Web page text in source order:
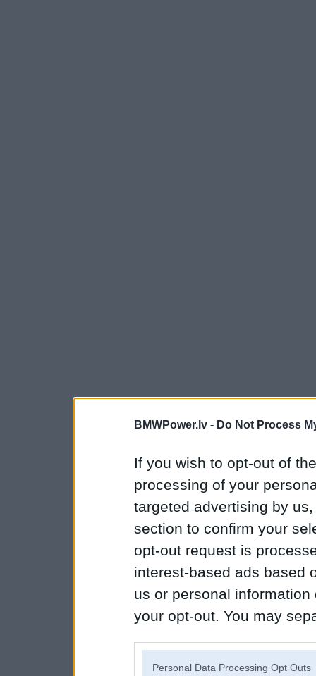
BMWPower.lv - Do Not Process
If you wish to opt-out of
processing of your
targeted advertising by
section to confirm your
opt-out request is
interest-based ads based
us or personal
your opt-out. You may
Personal Data Processing Opt Outs